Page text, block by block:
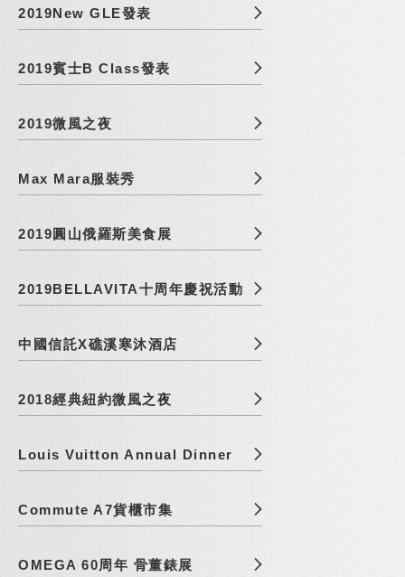
2019New GLE發表
2019賓士B Class發表
2019微風之夜
Max Mara服裝秀
2019圓山俄羅斯美食展
2019BELLAVITA十周年慶祝活動
中國信託X礁溪寒沐酒店
2018經典紐約微風之夜
Louis Vuitton Annual Dinner
Commute A7貨櫃市集
OMEGA 60周年 骨董錶展